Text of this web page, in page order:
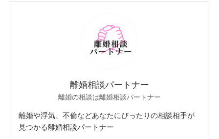
離婚相談パートナー
離婚の相談は離婚相談パートナー
離婚や浮気、不倫などあなたにぴったりの相談相手が
見つかる離婚相談パートナー